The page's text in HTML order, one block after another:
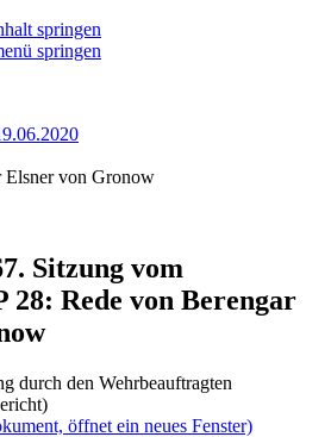
springen
springen
Elsner von Gronow
Sitzung vom
28: Rede von Berengar
durch den Wehrbeauftragten
öffnet ein neues Fenster)